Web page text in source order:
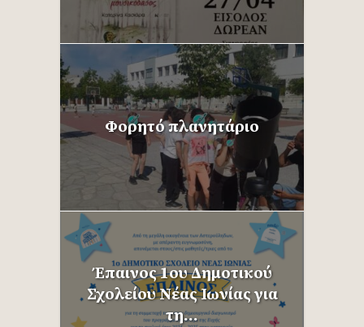
Φορητό πλανητάριο
Έπαινος 1ου Δημοτικού
Σχολείου Νέας Ιωνίας για
τη...